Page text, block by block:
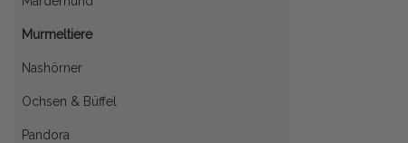
Murmeltiere
Nashörner
Ochsen & Büffel
Pandora